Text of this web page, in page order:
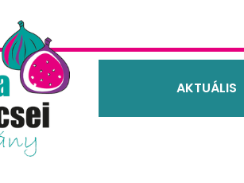
AKTUÁLIS